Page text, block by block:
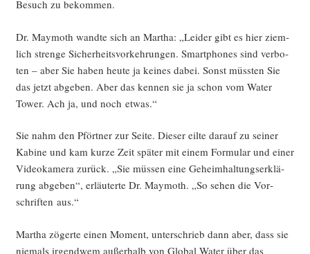
Besuch zu bekommen.
Dr. May­mo­th wand­te sich an Mar­tha: „Lei­der gibt es hier ziem­
lich stren­ge Sicher­heits­vor­keh­run­gen. Smart­phones sind ver­bo­
ten – aber Sie haben heu­te ja kei­nes dabei. Sonst müss­ten Sie
das jetzt abge­ben. Aber das ken­nen sie ja schon vom Water
Tower. Ach ja, und noch etwas.“
Sie nahm den Pfört­ner zur Sei­te. Die­ser eil­te dar­auf zu sei­ner
Kabi­ne und kam kur­ze Zeit spä­ter mit einem For­mu­lar und einer
Video­ka­me­ra zurück. „Sie müs­sen eine Geheim­hal­tungs­er­klä­
rung abge­ben“, erläu­ter­te Dr. May­mo­th. „So sehen die Vor­
schrif­ten aus.“
Mar­tha zöger­te einen Moment, unter­schrieb dann aber, dass sie
nie­mals irgend­wem außer­halb von Glo­bal Water über das